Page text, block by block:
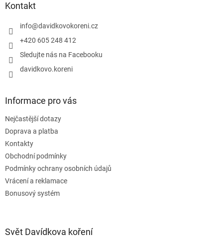
Kontakt
info@davidkovokoreni.cz
+420 605 248 412
Sledujte nás na Facebooku
davidkovo.koreni
Informace pro vás
Nejčastější dotazy
Doprava a platba
Kontakty
Obchodní podmínky
Podmínky ochrany osobních údajů
Vrácení a reklamace
Bonusový systém
Svět Davídkova koření